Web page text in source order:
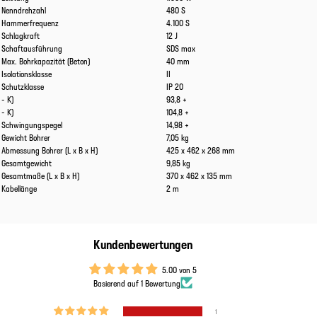
Nenndrehzahl
480 S
Hammerfrequenz
4.100 S
Schlagkraft
12 J
Schaftausführung
SDS max
Max. Bohrkapazität (Beton)
40 mm
Isolationsklasse
II
Schutzklasse
IP 20
- K)
93,8 +
- K)
104,8 +
Schwingungspegel
14,98 +
Gewicht Bohrer
7,05 kg
Abmessung Bohrer (L x B x H)
425 x 462 x 268 mm
Gesamtgewicht
9,85 kg
Gesamtmaße (L x B x H)
370 x 462 x 135 mm
Kabellänge
2 m
Kundenbewertungen
5.00 von 5
Basierend auf 1 Bewertung
1